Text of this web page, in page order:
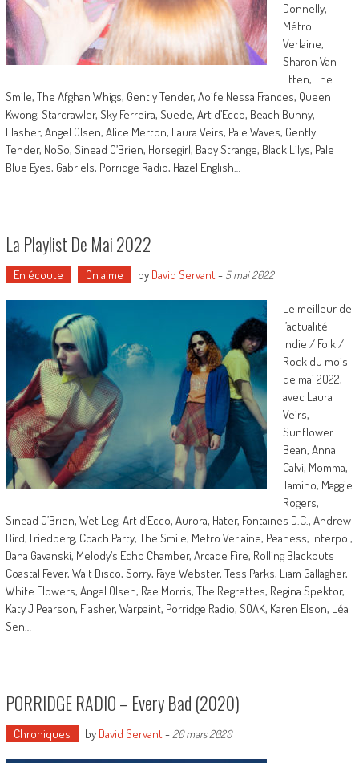
Donnelly,
Métro
Verlaine,
Sharon Van
Etten, The
Smile, The Afghan Whigs, Gently Tender, Aoife Nessa Frances, Queen
Kwong, Starcrawler, Sky Ferreira, Suede, Art d’Ecco, Beach Bunny,
Flasher, Angel Olsen, Alice Merton, Laura Veirs, Pale Waves, Gently
Tender, NoSo, Sinead O’Brien, Horsegirl, Baby Strange, Black Lilys, Pale
Blue Eyes, Gabriels, Porridge Radio, Hazel English…
La Playlist De Mai 2022
En écoute On aime by David Servant- 5 mai 2022
Le meilleur de
l’actualité
Indie / Folk /
Rock du mois
de mai 2022,
avec Laura
Veirs,
Sunflower
Bean, Anna
Calvi, Momma,
Tamino, Maggie
Rogers,
Sinead O’Brien, Wet Leg, Art d’Ecco, Aurora, Hater, Fontaines D.C., Andrew
Bird, Friedberg, Coach Party, The Smile, Metro Verlaine, Peaness, Interpol,
Dana Gavanski, Melody’s Echo Chamber, Arcade Fire, Rolling Blackouts
Coastal Fever, Walt Disco, Sorry, Faye Webster, Tess Parks, Liam Gallagher,
White Flowers, Angel Olsen, Rae Morris, The Regrettes, Regina Spektor,
Katy J Pearson, Flasher, Warpaint, Porridge Radio, SOAK, Karen Elson, Léa
Sen…
PORRIDGE RADIO – Every Bad (2020)
Chroniques by David Servant- 20 mars 2020